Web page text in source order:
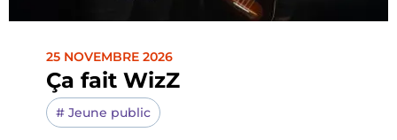
25 NOVEMBRE 2026
Ça fait WizZ
# Jeune public